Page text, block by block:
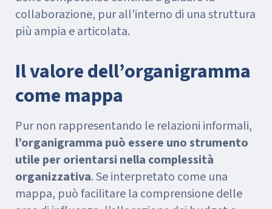
collaborazione, pur all'interno di una struttura
più ampia e articolata.
Il valore dell’organigramma
come mappa
Pur non rappresentando le relazioni informali,
l’organigramma può essere uno strumento
utile per orientarsi nella complessità
organizzativa. Se interpretato come una
mappa, può facilitare la comprensione delle